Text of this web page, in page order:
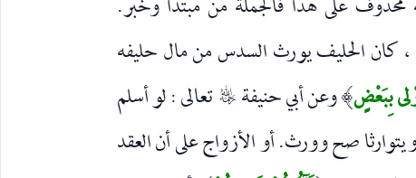
، كان الحليف يورث السدس من مال حليفه
بِبَعْضٍ)وعن أبي حنيفة رحمه‌الله تعالى : لو أسلم
صح وورث. أو الأزواج على أن العقد